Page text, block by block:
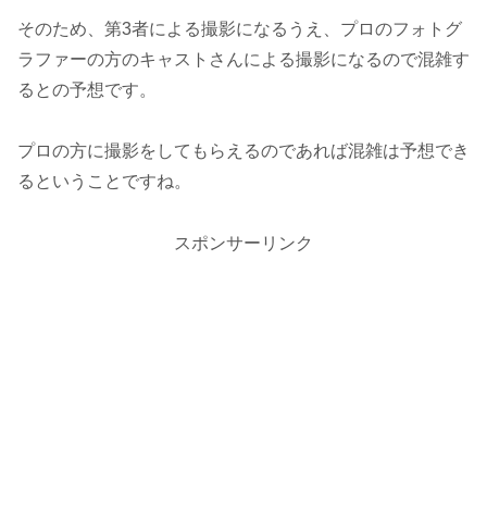
そのため、第3者による撮影になるうえ、プロのフォトグ
ラファーの方のキャストさんによる撮影になるので混雑す
るとの予想です。
プロの方に撮影をしてもらえるのであれば混雑は予想でき
るということですね。
スポンサーリンク